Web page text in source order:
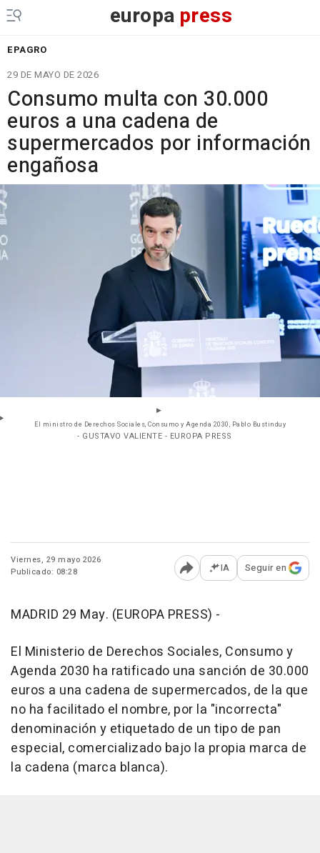
europa press
EPAGRO
29 DE MAYO DE 2026
Consumo multa con 30.000
euros a una cadena de
supermercados por información
engañosa
El ministro de Derechos Sociales, Consumo y Agenda 2030, Pablo Bustinduy
- GUSTAVO VALIENTE - EUROPA PRESS
Viernes, 29 mayo 2026
Publicado: 08:28
Abrir opciones para
IA Seguir en
MADRID 29 May. (EUROPA PRESS) -
El Ministerio de Derechos Sociales, Consumo y
Agenda 2030 ha ratificado una sanción de 30.000
euros a una cadena de supermercados, de la que
no ha facilitado el nombre, por la "incorrecta"
denominación y etiquetado de un tipo de pan
especial, comercializado bajo la propia marca de
la cadena (marca blanca).